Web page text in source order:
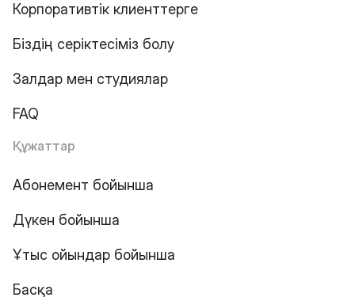
Корпоративтік клиенттерге
Біздің серіктесіміз болу
Залдар мен студиялар
FAQ
Құжаттар
Абонемент бойынша
Дүкен бойынша
Ұтыс ойындар бойынша
Басқа